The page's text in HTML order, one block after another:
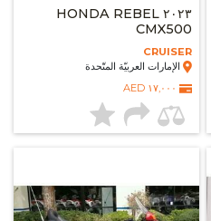
٢٠٢٣ HONDA REBEL
CMX500
CRUISER
الإمارات العربيّة المتّحدة
١٧,٠٠٠ AED